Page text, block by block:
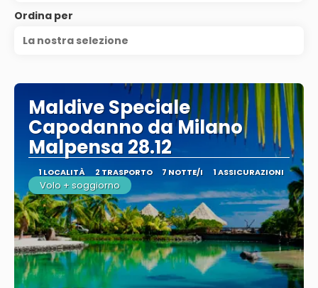
Ordina per
La nostra selezione
Maldive Speciale
Capodanno da Milano
Malpensa 28.12
1 LOCALITÀ 2 TRASPORTO 7 NOTTE/I 1 ASSICURAZIONI
Volo + soggiorno